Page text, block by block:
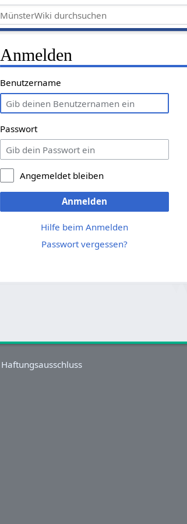
Anmelden
Benutzername
Passwort
Angemeldet bleiben
Anmelden
Hilfe beim Anmelden
Passwort vergessen?
Haftungsausschluss